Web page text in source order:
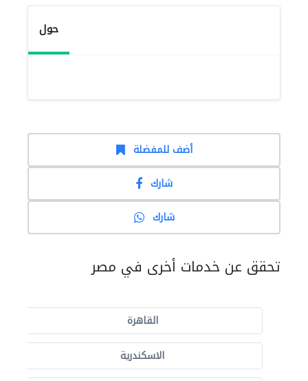
حول
أضف للمفضلة
شارك
شارك
تحقق عن خدمات أخرى في مصر
القاهرة
الاسكندرية